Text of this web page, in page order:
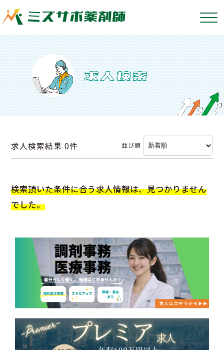
求人検索結果0件 並び順
検索頂いた条件に合う求人情報は、見つかりません
でした。